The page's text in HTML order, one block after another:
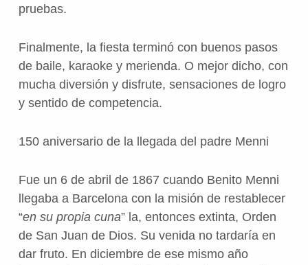
pruebas.
Finalmente, la fiesta terminó con buenos pasos
de baile, karaoke y merienda. O mejor dicho, con
mucha diversión y disfrute, sensaciones de logro
y sentido de competencia.
150 aniversario de la llegada del padre Menni
Fue un 6 de abril de 1867 cuando Benito Menni
llegaba a Barcelona con la misión de restablecer
“en su propia cuna” la, entonces extinta, Orden
de San Juan de Dios. Su venida no tardaría en
dar fruto. En diciembre de ese mismo año